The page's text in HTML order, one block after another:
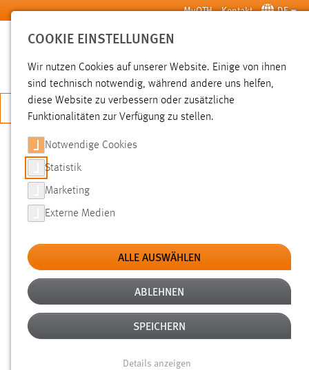
Zum Hauptinhalt springen MyOTH Kontakt DE
SUCHE
JETZT BEWERBEN
SUCHE
FILTER
Typ
Erstellungsdatum
Alter
COOKIE EINSTELLUNGEN
Wir nutzen Cookies auf unserer Website. Einige von ihnen
sind technisch notwendig, während andere uns helfen,
diese Website zu verbessern oder zusätzliche
Funktionalitäten zur Verfügung zu stellen.
Notwendige Cookies
Statistik
Marketing
Externe Medien
ALLE AUSWÄHLEN
ABLEHNEN
SPEICHERN
Details anzeigen